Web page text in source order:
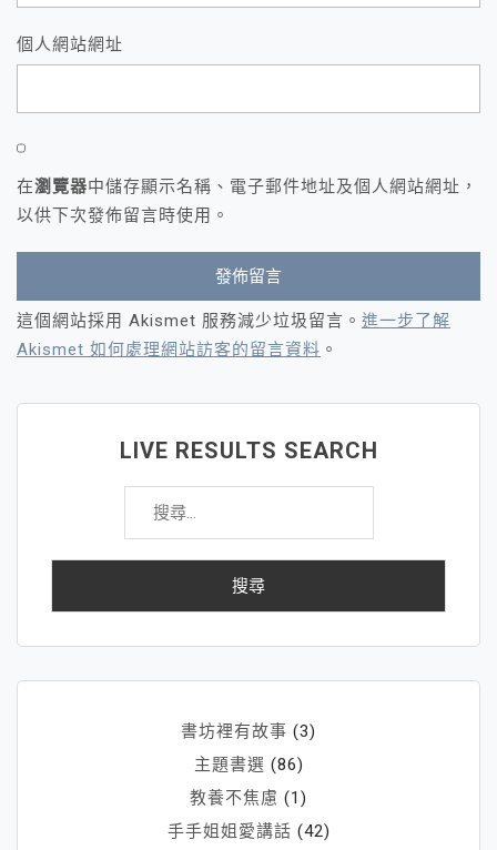
個人網站網址
在瀏覽器中儲存顯示名稱、電子郵件地址及個人網站網址，
以供下次發佈留言時使用。
這個網站採用 Akismet 服務減少垃圾留言。 進一步了解
Akismet 如何處理網站訪客的留言資料 。
LIVE RESULTS SEARCH
搜
關
書坊裡有故事 (3)
主題書選 (86)
教養不焦慮 (1)
手手姐姐愛講話 (42)